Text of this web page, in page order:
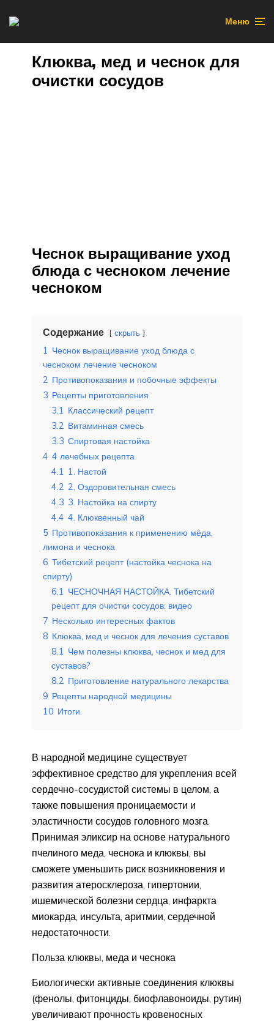
Меню
Клюква, мед и чеснок для
очистки сосудов
Чеснок выращивание уход
блюда с чесноком лечение
чесноком
Содержание скрыть
1 Чеснок выращивание уход блюда с
чесноком лечение чесноком
2 Противопоказания и побочные эффекты
3 Рецепты приготовления
3.1 Классический рецепт
3.2 Витаминная смесь
3.3 Спиртовая настойка
4 4 лечебных рецепта
4.1 1. Настой
4.2 2. Оздоровительная смесь
4.3 3. Настойка на спирту
4.4 4. Клюквенный чай
5 Противопоказания к применению мёда,
лимона и чеснока
6 Тибетский рецепт (настойка чеснока на
спирту)
6.1 ЧЕСНОЧНАЯ НАСТОЙКА. Тибетский
рецепт для очистки сосудов: видео
7 Несколько интересных фактов
8 Клюква, мед и чеснок для лечения суставов
8.1 Чем полезны клюква, чеснок и мед для
суставов?
8.2 Приготовление натурального лекарства
9 Рецепты народной медицины
10 Итоги.
В народной медицине существует
эффективное средство для укрепления всей
сердечно-сосудистой системы в целом, а
также повышения проницаемости и
эластичности сосудов головного мозга.
Принимая эликсир на основе натурального
пчелиного меда, чеснока и клюквы, вы
сможете уменьшить риск возникновения и
развития атеросклероза, гипертонии,
ишемической болезни сердца, инфаркта
миокарда, инсульта, аритмии, сердечной
недостаточности.
Польза клюквы, меда и чеснока
Биологически активные соединения клюквы
(фенолы, фитонциды, биофлавоноиды, рутин)
увеличивают прочность кровеносных